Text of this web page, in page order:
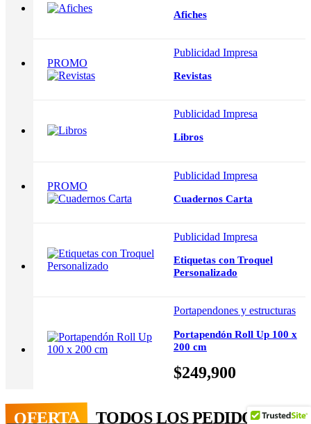
Afiches
PROMO
Publicidad Impresa
Revistas
Publicidad Impresa
Libros
PROMO
Publicidad Impresa
Cuadernos Carta
Publicidad Impresa
Etiquetas con Troquel
Personalizado
Portapendones y estructuras
Portapendón Roll Up 100 x
200 cm
$249,900
OFERTA TODOS LOS PEDIDOS CON